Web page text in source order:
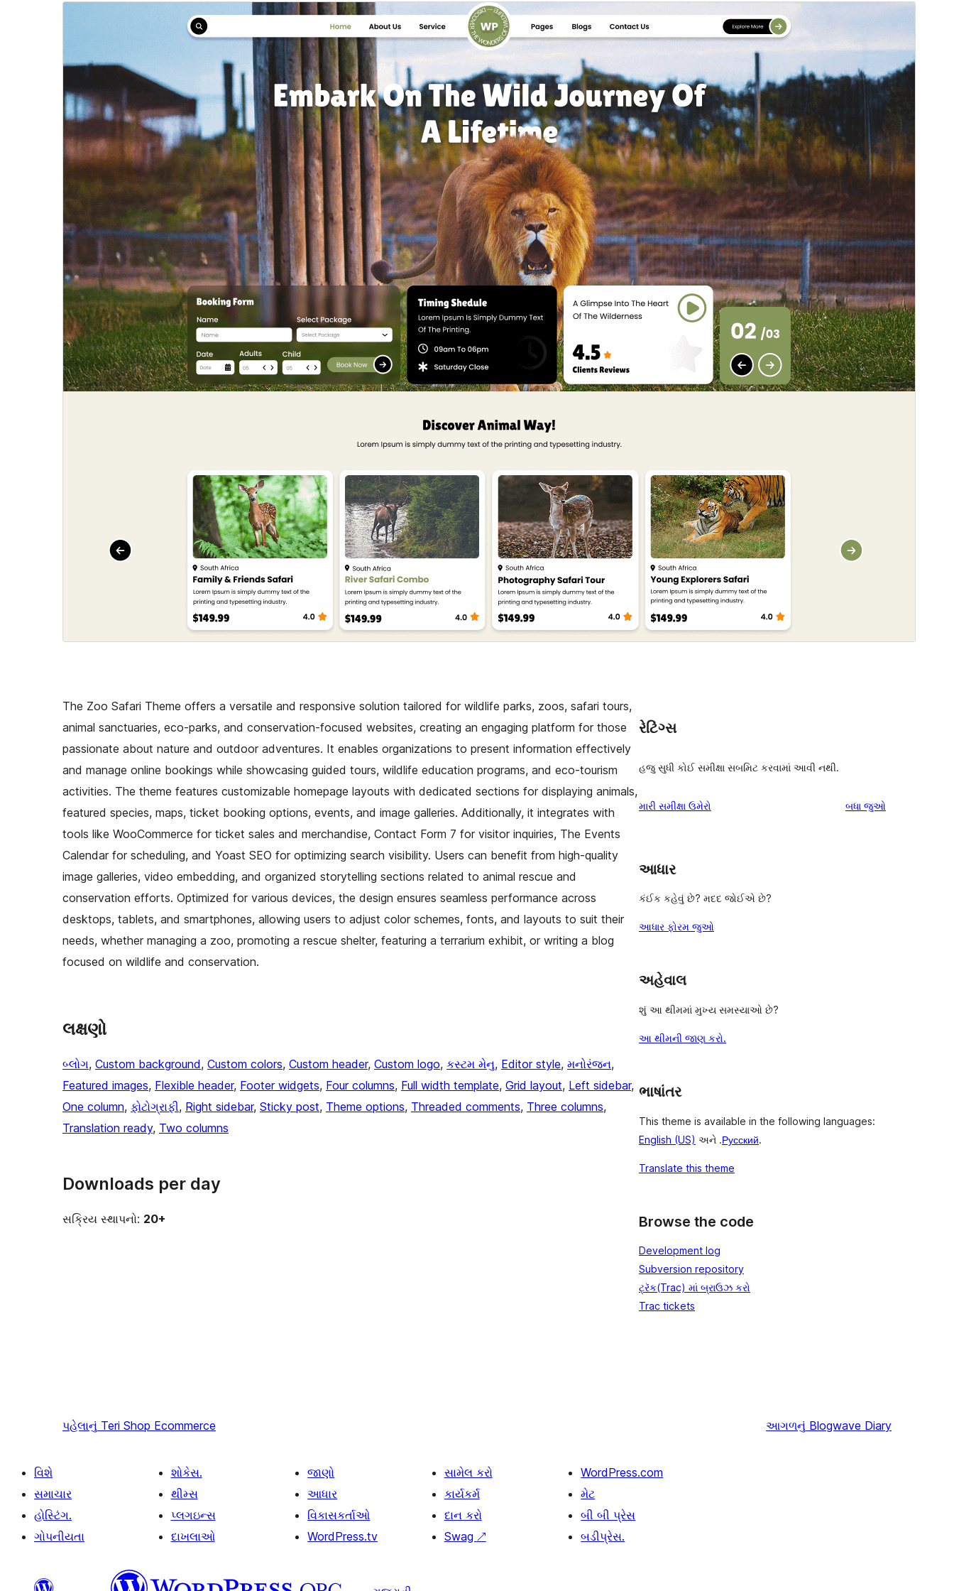
પૂર્વાવલોકનડાઉનલોડ કરો
આવૃત્તિ
0.1.9
છેલે અપડેટ થયેલું
Active installations
20+
વર્ડપ્રેસ વર્ઝન
5.0
પીએચપી(PHP) આવૃતિ
Theme homepage
The Zoo Safari Theme offers a versatile and responsive solution tailored for wildlife parks, zoos, safari tours,
animal sanctuaries, eco-parks, and conservation-focused websites, creating an engaging platform for those
passionate about nature and outdoor adventures. It enables organizations to present information effectively
and manage online bookings while showcasing guided tours, wildlife education programs, and eco-tourism
activities. The theme features customizable homepage layouts with dedicated sections for displaying animals,
featured species, maps, ticket booking options, events, and image galleries. Additionally, it integrates with
tools like WooCommerce for ticket sales and merchandise, Contact Form 7 for visitor inquiries, The Events
Calendar for scheduling, and Yoast SEO for optimizing search visibility. Users can benefit from high-quality
image galleries, video embedding, and organized storytelling sections related to animal rescue and
conservation efforts. Optimized for various devices, the design ensures seamless performance across
desktops, tablets, and smartphones, allowing users to adjust color schemes, fonts, and layouts to suit their
needs, whether managing a zoo, promoting a rescue shelter, featuring a terrarium exhibit, or writing a blog
focused on wildlife and conservation.
લક્ષણો
બ્લોગ, Custom background, Custom colors, Custom header, Custom logo, કસ્ટમ મેનુ, Editor style, મનોરંજન
Featured images, Flexible header, Footer widgets, Four columns, Full width template, Grid layout, Left sidebar
One column, ફોટોગ્રાફી, Right sidebar, Sticky post, Theme options, Threaded comments, Three columns
Translation ready, Two columns
Downloads per day
સક્રિય સ્થાપનો: 20+
રેટિંગ્સ
હજુ સુધી કોઈ સમીક્ષા સબમિટ કરવામાં આવી નથી.
મારી સમીક્ષા ઉમેરો બધા સમીક્ષાઓ
જુઓ
આધાર
કંઈક કહેવું છે? મદદ જોઈએ છે?
આધાર ફોરમ જુઓ
અહેવાલ
શું આ થીમમાં મુખ્ય સમસ્યાઓ છે?
આ થીમની જાણ કરો.
ભાષાંતર
This theme is available in the following languages:
English (US) અને .Русский.
Translate this theme
Browse the code
Development log
Subversion repository
ટ્રૅક(Trac) માં બ્રાઉઝ કરો
Trac tickets
પહેલાનું Teri Shop Ecommerce આગળનું Blogwave Diary
વિશે
સમાચાર
હોસ્ટિંગ.
ગોપનીયતા
શોકેસ.
થીમ્સ
પ્લગઇન્સ
દાખલાઓ
જાણો
આધાર
વિકાસકર્તાઓ
WordPress.tv
સામેલ કરો
કાર્યકર્મ
દાન કરો
Swag ↗
WordPress.com
મેટ
બી બી પ્રેસ
બડીપ્રેસ.